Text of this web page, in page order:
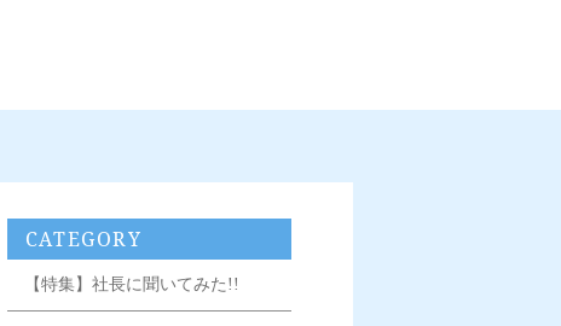
CATEGORY
【特集】社長に聞いてみた!!